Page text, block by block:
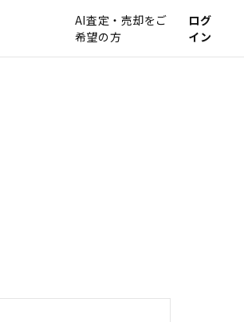
AI査定・売却をご
希望の方
ログ
イン